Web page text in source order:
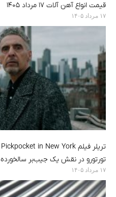
قیمت انواع آهن آلات ۱۷ مرداد ۱۴۰۵
۱۷ مرداد ۱۴۰۵
تورتورو در نقش یک جیب‌بر سالخورده
۱۷ مرداد ۱۴۰۵